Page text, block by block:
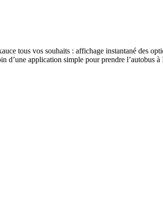
tous vos souhaits : affichage instantané des
d’une application simple pour prendre